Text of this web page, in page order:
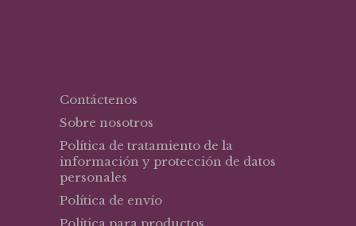
Contáctenos
Sobre nosotros
Política de tratamiento de la
información y protección de datos
personales
Política de envío